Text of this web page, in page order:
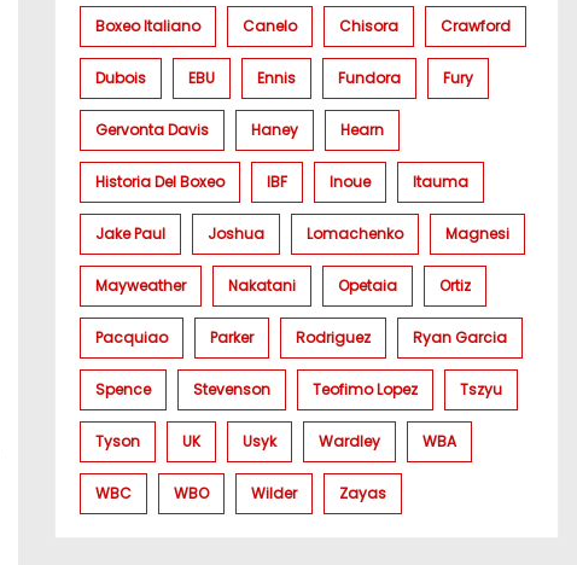
Boxeo Italiano Canelo Chisora Crawford
Dubois EBU Ennis Fundora Fury
Gervonta Davis Haney Hearn
Historia Del Boxeo IBF Inoue Itauma
Jake Paul Joshua Lomachenko Magnesi
Mayweather Nakatani Opetaia Ortiz
Pacquiao Parker Rodriguez Ryan Garcia
Spence Stevenson Teofimo Lopez Tszyu
Tyson UK Usyk Wardley WBA
WBC WBO Wilder Zayas